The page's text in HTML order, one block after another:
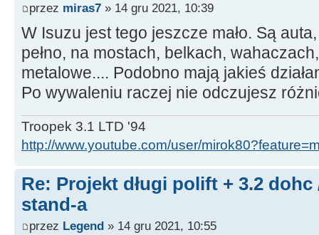
przez miras7 » 14 gru 2021, 10:39
W Isuzu jest tego jeszcze mało. Są
pełno, na mostach, belkach,
metalowe.... Podobno mają jakieś
Po wywaleniu raczej nie odczujesz
Troopek 3.1 LTD '94
http://www.youtube.com/user/
Re: Projekt długi polift + 3.2 dohc
stand-a
przez Legend » 14 gru 2021, 10:55